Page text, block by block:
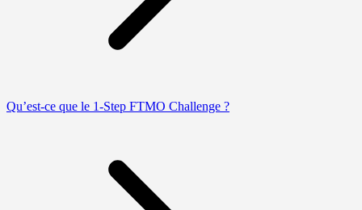
Qu’est-ce que le 1-Step FTMO Challenge ?